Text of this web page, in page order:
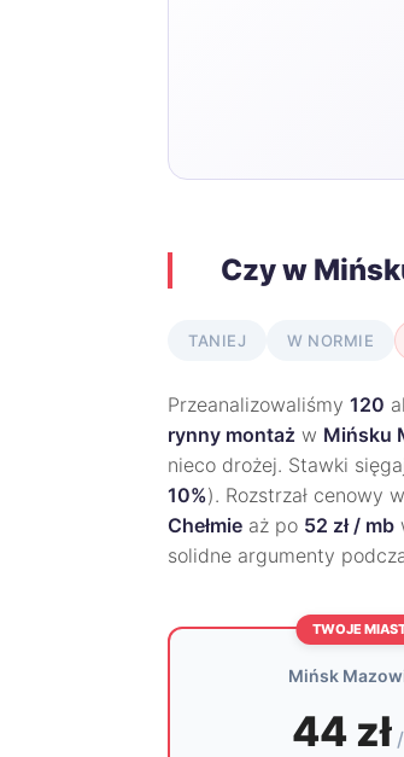
Czy w
TANIEJ W NORMIE
Przeanalizowaliśmy 120
rynny montaż w Mińsku
nieco drożej. Stawki
10%). Rozstrzał cenowy
Chełmie aż po 52 zł / mb
solidne argumenty
TWOJE
Mińsk
44 zł